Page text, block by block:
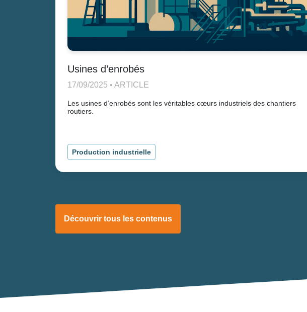
Usines d’enrobés
17/09/2025 • ARTICLE
Les usines d’enrobés sont les véritables cœurs industriels des chantiers
routiers.
Production industrielle
Découvrir tous les contenus